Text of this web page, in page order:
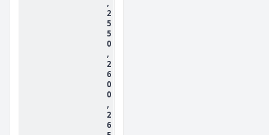
,
2
5
5
0
,
2
6
0
0
,
2
6